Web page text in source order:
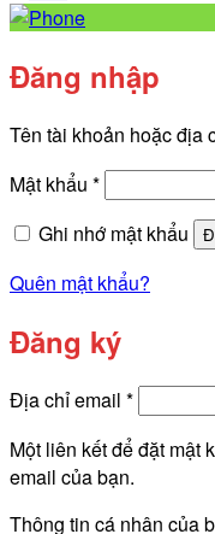
Đăng nhập
Tên tài khoản hoặc địa
Mật khẩu *Bắt
Ghi nhớ mật khẩu
Quên mật khẩu?
Đăng ký
Địa chỉ email *Bắt
Một liên kết để đặt mật
email của bạn.
Thông tin cá nhân của